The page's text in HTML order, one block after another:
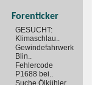
Forenticker
GESUCHT:
Klimaschlau..
Gewindefahrwerk
Blin..
Fehlercode
P1688 bei..
Suche Ölkühler